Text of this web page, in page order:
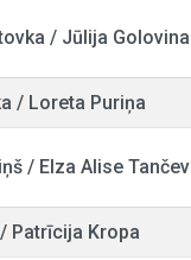
/ Jūlija Golovina
/ Loreta Puriņa
/ Elza Alise
/ Patrīcija Kropa